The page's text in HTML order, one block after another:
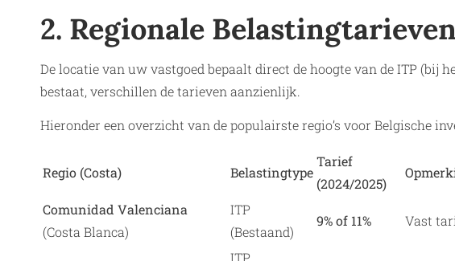
2. Regionale
De locatie van uw vastgoed bepaalt direct de hoogte van de ITP (bij
bestaat, verschillen de tarieven aanzienlijk.
Hieronder een overzicht van de populairste regio’s voor Belgische
Regio (Costa) Belastingtype
Tarief
(2024/2025)
Comunidad Valenciana
(Costa Blanca)
ITP
(Bestaand)
9% of 11% Vast